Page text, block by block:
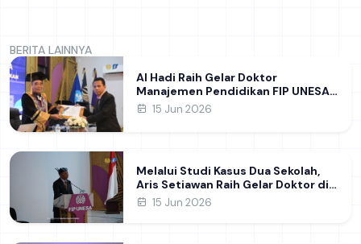
BERITA LAINNYA
Al Hadi Raih Gelar Doktor
Manajemen Pendidikan FIP UNESA
melalui Riset Pembentukan
15 Jun 2026
Melalui Studi Kasus Dua Sekolah,
Aris Setiawan Raih Gelar Doktor di
FIP UNESA Usai Kupas Manajemen
15 Jun 2026